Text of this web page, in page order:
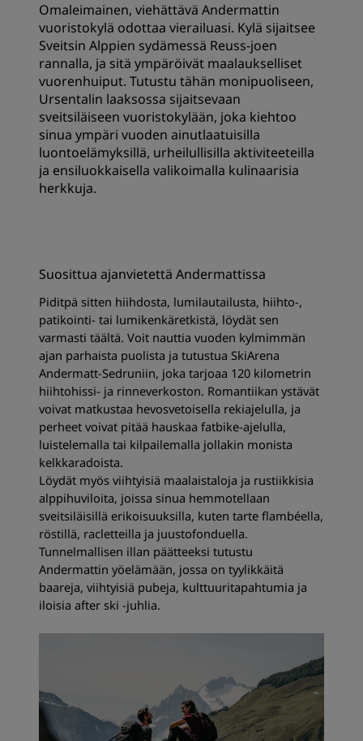
Omaleimainen, viehättävä Andermattin
vuoristokylä odottaa vierailuasi. Kylä sijaitsee
Sveitsin Alppien sydämessä Reuss-joen
rannalla, ja sitä ympäröivät maalaukselliset
vuorenhuiput. Tutustu tähän monipuoliseen,
Ursentalin laaksossa sijaitsevaan
sveitsiläiseen vuoristokylään, joka kiehtoo
sinua ympäri vuoden ainutlaatuisilla
luontoelämyksillä, urheilullisilla aktiviteeteilla
ja ensiluokkaisella valikoimalla kulinaarisia
herkkuja.
Suosittua ajanvietettä Andermattissa
Piditpä sitten hiihdosta, lumilautailusta, hiihto-,
patikointi- tai lumikenkäretkistä, löydät sen
varmasti täältä. Voit nauttia vuoden kylmimmän
ajan parhaista puolista ja tutustua SkiArena
Andermatt-Sedruniin, joka tarjoaa 120 kilometrin
hiihtohissi- ja rinneverkoston. Romantiikan ystävät
voivat matkustaa hevosvetoisella rekiajelulla, ja
perheet voivat pitää hauskaa fatbike-ajelulla,
luistelemalla tai kilpailemalla jollakin monista
kelkkaradoista.
Löydät myös viihtyisiä maalaistaloja ja rustiikkisia
alppihuviloita, joissa sinua hemmotellaan
sveitsiläisillä erikoisuuksilla, kuten tarte flambéella,
röstillä, racletteilla ja juustofonduella.
Tunnelmallisen illan päätteeksi tutustu
Andermattin yöelämään, jossa on tyylikkäitä
baareja, viihtyisiä pubeja, kulttuuritapahtumia ja
iloisia after ski -juhlia.